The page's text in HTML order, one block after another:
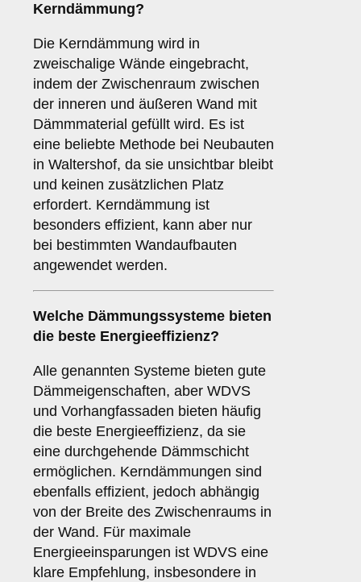
Kerndämmung?
Die Kerndämmung wird in
zweischalige Wände eingebracht,
indem der Zwischenraum zwischen
der inneren und äußeren Wand mit
Dämmmaterial gefüllt wird. Es ist
eine beliebte Methode bei Neubauten
in Waltershof, da sie unsichtbar bleibt
und keinen zusätzlichen Platz
erfordert. Kerndämmung ist
besonders effizient, kann aber nur
bei bestimmten Wandaufbauten
angewendet werden.
Welche Dämmungssysteme bieten
die beste Energieeffizienz?
Alle genannten Systeme bieten gute
Dämmeigenschaften, aber WDVS
und Vorhangfassaden bieten häufig
die beste Energieeffizienz, da sie
eine durchgehende Dämmschicht
ermöglichen. Kerndämmungen sind
ebenfalls effizient, jedoch abhängig
von der Breite des Zwischenraums in
der Wand. Für maximale
Energieeinsparungen ist WDVS eine
klare Empfehlung, insbesondere in